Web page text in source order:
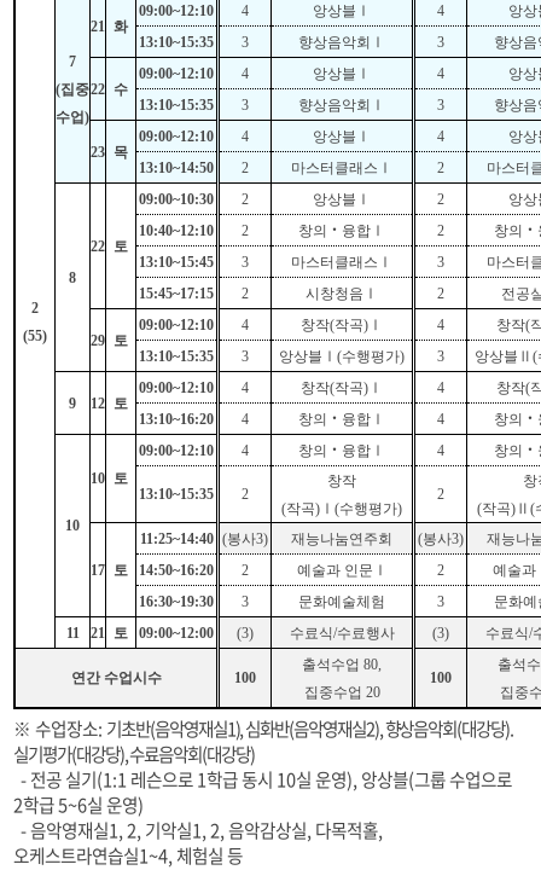
2
(55)
7
(집중
수업)
21 화
09:00~12:10 4 앙상블 Ⅰ 4
앙상
13:10~15:35
3 향상음악회 Ⅰ 3 향상음
22 수
09:00~12:10 4 앙상블 Ⅰ 4
앙상
13:10~15:35
3 향상음악회 Ⅰ 3 향상음
23 목
09:00~12:10 4 앙상블 Ⅰ 4
앙상
13:10~14:50
2 마스터클래스 Ⅰ 2 마스터
8
22 토
09:00~10:30 2 앙상블 Ⅰ 2
앙상
10:40~12:10
2 창의 ‧ 융합 Ⅰ 2 창의 ‧
13:10~15:45
3 마스터클래스 Ⅰ 3
마스터
15:45~17:15
2 시창청음 Ⅰ 2 전공
29 토
09:00~12:10 4 창작(작곡) Ⅰ 4 창작(
13:10~15:35
3 앙상블 Ⅰ(수행평가) 3 앙상블 Ⅱ(
9 12 토
09:00~12:10 4 창작(작곡) Ⅰ 4 창작(
13:10~16:20
4 창의 ‧ 융합 Ⅰ 4 창의 ‧
10
10 토
09:00~12:10 4 창의 ‧ 융합 Ⅰ 4 창의 ‧
13:10~15:35 2
창작
(작곡) Ⅰ(수행평가)
2
창
(작곡) Ⅱ(
17 토
11:25~14:40 (봉사3) 재능나눔연주회 (봉사3)
재능나
14:50~16:20
2 예술과 인문 Ⅰ 2
예술과
16:30~19:30
3 문화예술체험 3
문화
11
21 토 09:00~12:00 (3) 수료식/수료행사 (3) 수료식/
연간 수업시수 100
출석수업80,
집중수업 20
100
출석
집중
※수업장소: 기초반(음악영재실1),심화반(음악영재실2),향상음악회(대강당).
실기평가(대강당),수료음악회(대강당)
-전공 실기(1:1 레슨으로1학급 동시 10실 운영), 앙상블(그룹 수업으로
2학급5~6실 운영)
-음악영재실1, 2, 기악실1, 2,음악감상실, 다목적홀,
오케스트라연습실1~4, 체험실 등